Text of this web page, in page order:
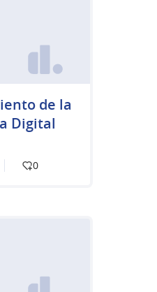
de la
Digital
0